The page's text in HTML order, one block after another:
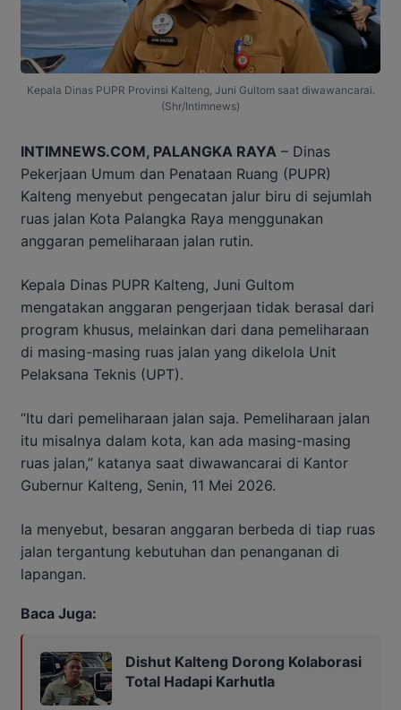
Kepala Dinas PUPR Provinsi Kalteng, Juni Gultom saat diwawancarai.
(Shr/Intimnews)
INTIMNEWS.COM, PALANGKA RAYA – Dinas
Pekerjaan Umum dan Penataan Ruang (PUPR)
Kalteng menyebut pengecatan jalur biru di sejumlah
ruas jalan Kota Palangka Raya menggunakan
anggaran pemeliharaan jalan rutin.
Kepala Dinas PUPR Kalteng, Juni Gultom
mengatakan anggaran pengerjaan tidak berasal dari
program khusus, melainkan dari dana pemeliharaan
di masing-masing ruas jalan yang dikelola Unit
Pelaksana Teknis (UPT).
“Itu dari pemeliharaan jalan saja. Pemeliharaan jalan
itu misalnya dalam kota, kan ada masing-masing
ruas jalan,” katanya saat diwawancarai di Kantor
Gubernur Kalteng, Senin, 11 Mei 2026.
Ia menyebut, besaran anggaran berbeda di tiap ruas
jalan tergantung kebutuhan dan penanganan di
lapangan.
Baca Juga:
Dishut Kalteng Dorong Kolaborasi
Total Hadapi Karhutla